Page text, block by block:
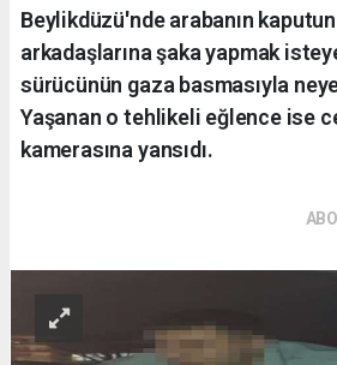
Beylikdüzü'nde arabanın
arkadaşlarına şaka yapmak
sürücünün gaza basmasıyla neye
Yaşanan o tehlikeli eğlence ise
kamerasına yansıdı.